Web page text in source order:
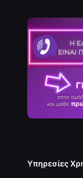
Υπηρεσίες